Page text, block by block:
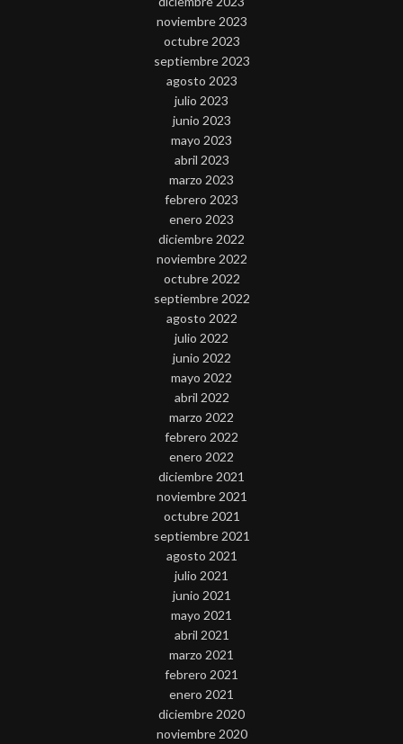
noviembre 2023
octubre 2023
septiembre 2023
agosto 2023
julio 2023
junio 2023
mayo 2023
abril 2023
marzo 2023
febrero 2023
enero 2023
diciembre 2022
noviembre 2022
octubre 2022
septiembre 2022
agosto 2022
julio 2022
junio 2022
mayo 2022
abril 2022
marzo 2022
febrero 2022
enero 2022
diciembre 2021
noviembre 2021
octubre 2021
septiembre 2021
agosto 2021
julio 2021
junio 2021
mayo 2021
abril 2021
marzo 2021
febrero 2021
enero 2021
diciembre 2020
noviembre 2020